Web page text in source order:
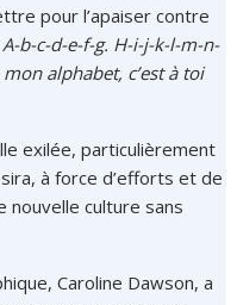
pour l’apaiser contre
A-b-c-d-e-f-g. H-i-j-k-l-m-n-
mon alphabet, c’est à toi
exilée, particulièrement
à force d’efforts et de
nouvelle culture sans
Caroline Dawson, a